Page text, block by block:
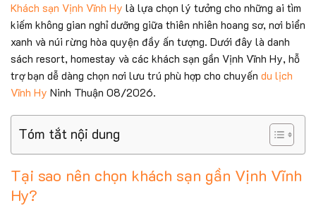
Khách sạn Vịnh Vĩnh Hy là lựa chọn lý tưởng cho những ai tìm
kiếm không gian nghỉ dưỡng giữa thiên nhiên hoang sơ, nơi biển
xanh và núi rừng hòa quyện đầy ấn tượng. Dưới đây là danh
sách resort, homestay và các khách sạn gần Vịnh Vĩnh Hy, hỗ
trợ bạn dễ dàng chọn nơi lưu trú phù hợp cho chuyến du lịch
Vĩnh Hy Ninh Thuận 08/2026.
Tóm tắt nội dung
Tại sao nên chọn khách sạn gần Vịnh Vĩnh
Hy?